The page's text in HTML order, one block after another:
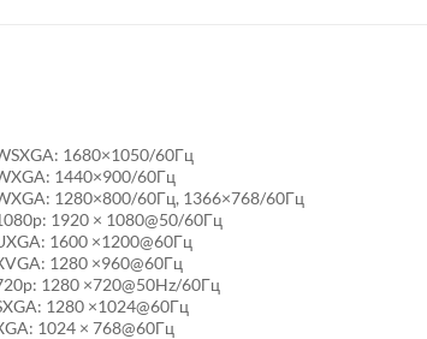
1680×1050/60Гц
1440×900/60Гц
1280×800/60Гц, 1366×768/60Гц
1920 × 1080@50/60Гц
1600 ×1200@60Гц
1280 ×960@60Гц
1280 ×720@50Hz/60Гц
1280 ×1024@60Гц
1024 × 768@60Гц